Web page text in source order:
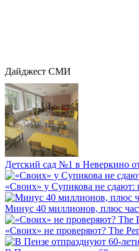
Дайджест СМИ
Детский сад №1 в Неверкино
«Своих» у Супикова не сдают:
Минус 40 миллионов, плюс
«Своих» не проверяют? The